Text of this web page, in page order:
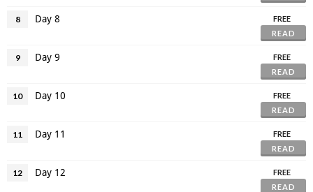
8 Day 8
FREE
READ
9 Day 9
FREE
READ
10 Day 10
FREE
READ
11 Day 11
FREE
READ
12 Day 12
FREE
READ